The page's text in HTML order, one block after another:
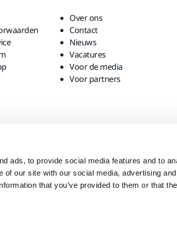
ads, to provide social media features and to
of our site with our social media, advertising
that you’ve provided to them or that
Over ons
Contact
Nieuws
Vacatures
Voor de media
Voor partners